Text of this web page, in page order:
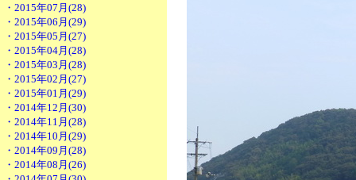
・2015年07月(28)
・2015年06月(29)
・2015年05月(27)
・2015年04月(28)
・2015年03月(28)
・2015年02月(27)
・2015年01月(29)
・2014年12月(30)
・2014年11月(28)
・2014年10月(29)
・2014年09月(28)
・2014年08月(26)